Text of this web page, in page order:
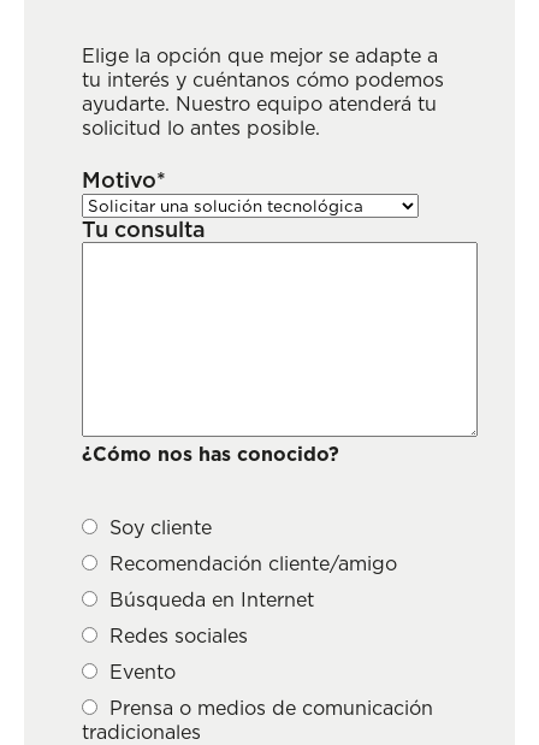
Elige la opción que mejor se adapte a
tu interés y cuéntanos cómo podemos
ayudarte. Nuestro equipo atenderá tu
solicitud lo antes posible.
Motivo*
Tu consulta
¿Cómo nos has conocido?
Soy cliente
Recomendación cliente/amigo
Búsqueda en Internet
Redes sociales
Evento
Prensa o medios de comunicación
tradicionales